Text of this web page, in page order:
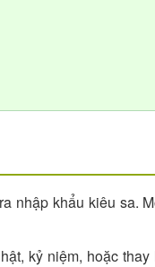
nhập khẩu kiêu sa.
kỷ niệm, hoặc